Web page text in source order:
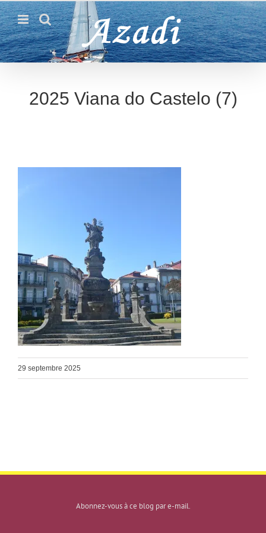
Passer
au
contenu
2025 Viana do Castelo (7)
29 septembre 2025
Abonnez-vous à ce blog par e-mail.